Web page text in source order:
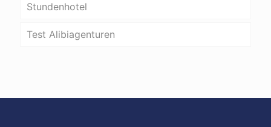
Stundenhotel
Test Alibiagenturen